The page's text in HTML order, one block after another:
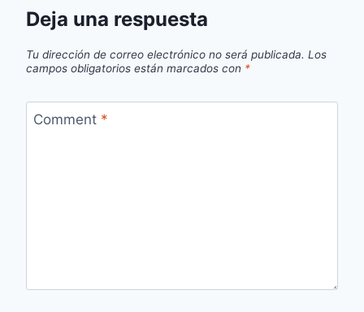
Deja una respuesta
Tu dirección de correo electrónico no será publicada. Los
campos obligatorios están marcados con *
Comment *